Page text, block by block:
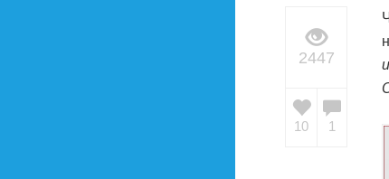
2447
10 1